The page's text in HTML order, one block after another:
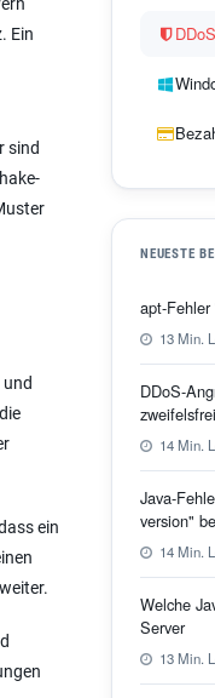
Ein
sind
ein
NEUESTE
apt-
13 Min.
DDoS-
14 Min.
Java-
version"
14 Min.
Welche
Server
13 Min.